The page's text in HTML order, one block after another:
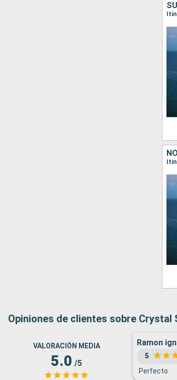
Opiniones de clientes sobre Crystal
VALORACIÓN MEDIA
5.0 /5
Ramon
5
Perfecto